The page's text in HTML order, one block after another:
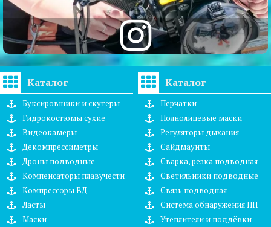
Каталог
Буксировщики и скутеры
Гидрокостюмы сухие
Видеокамеры
Декомпрессиметры
Дроны подводные
Компенсаторы плавучести
Компрессоры ВД
Ласты
Маски
Каталог
Перчатки
Полнолицевые маски
Регуляторы дыхания
Сайдмаунты
Сварка, резка подводная
Светильники подводные
Связь подводная
Система обнаружения ПП
Утеплители и поддёвки